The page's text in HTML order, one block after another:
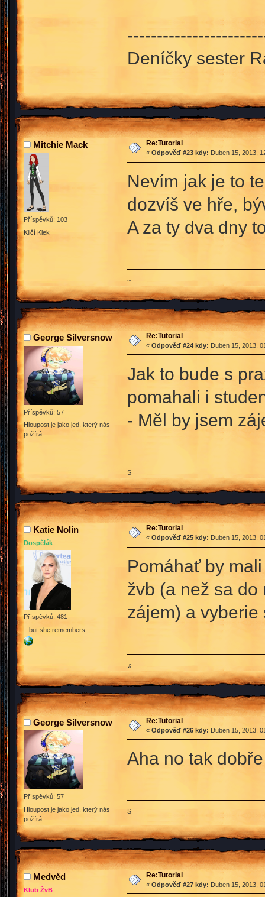
Deníčky sester
Mitchie Mack
Příspěvků: 103
Kličí Klek
Re:Tutorial
« Odpověď #23 kdy: Duben 15, 2013,
Nevím jak je to
dozvíš ve hře,
A za ty dva dny
~
George Silversnow
Příspěvků: 57
Hloupost je jako jed, který nás
požírá.
Re:Tutorial
« Odpověď #24 kdy: Duben 15, 2013,
Jak to bude s
pomahali i
- Měl by jsem
S
Katie Nolin
Dospělák
Příspěvků: 481
...but she remembers.
Re:Tutorial
« Odpověď #25 kdy: Duben 15, 2013,
Pomáhať by
žvb (a než sa
zájem) a vyberie
♫
George Silversnow
Příspěvků: 57
Hloupost je jako jed, který nás
požírá.
Re:Tutorial
« Odpověď #26 kdy: Duben 15, 2013,
Aha no tak
S
Medvěd
Klub ŽvB
Re:Tutorial
« Odpověď #27 kdy: Duben 15, 2013,